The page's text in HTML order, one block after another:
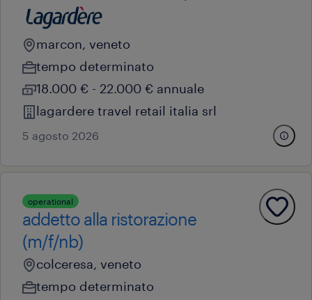
marcon, veneto
tempo determinato
18.000 € - 22.000 € annuale
lagardere travel retail italia srl
5 agosto 2026
operational
addetto alla ristorazione
(m/f/nb)
colceresa, veneto
tempo determinato